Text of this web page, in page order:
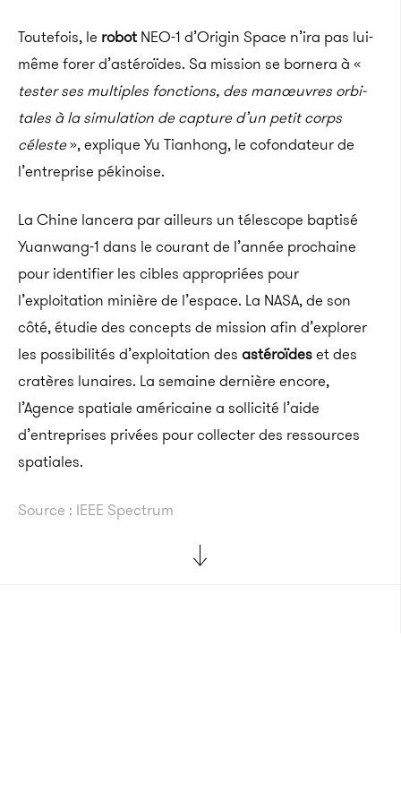
Toutefois, le robot NEO-1 d’Origin Space n’ira pas lui-
même forer d’astéroïdes. Sa mission se bornera à «
tester ses multiples fonc­­tions, des manœuvres orbi­­
tales à la simu­­la­­tion de capture d’un petit corps
céleste», explique Yu Tianhong, le cofondateur de
l’entreprise pékinoise.
La Chine lancera par ailleurs un télescope baptisé
Yuanwang-1 dans le courant de l’année prochaine
pour identifier les cibles appropriées pour
l’exploitation minière de l’espace. La NASA, de son
côté, étudie des concepts de mission afin d’explorer
les possibilités d’exploitation des astéroïdeset des
cratères lunaires. La semaine dernière encore,
l’Agence spatiale américaine a sollicité l’aide
d’entreprises privées pour collecter des ressources
spatiales.
Source : IEEE Spectrum